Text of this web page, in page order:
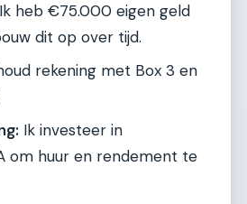
Ik heb €75.000 eigen geld
dit op over tijd.
rekening met Box 3 en
Ik investeer in
om huur en rendement te